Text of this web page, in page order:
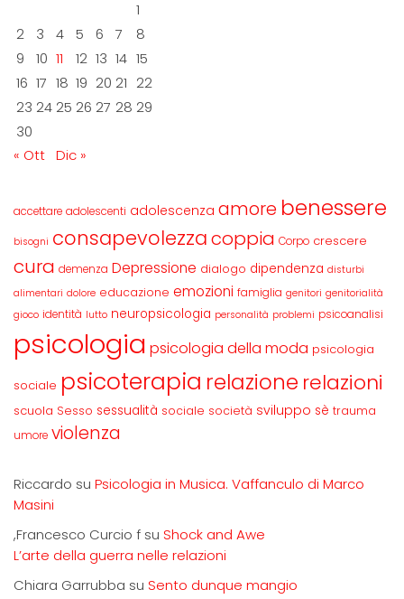
1
2
3 4 5 6 7
8
9
10 11 12 13 14 15
16 17 18 19 20 21 22
23 24 25 26 27 28 29
30
« Ott Dic »
accettare adolescenti adolescenza amore benessere
bisogni consapevolezzacoppia Corpo crescere
cura demenza Depressione dialogo dipendenza disturbi
alimentari dolore educazione emozioni famiglia genitori genitorialità
gioco identità lutto neuropsicologia personalità problemi psicoanalisi
psicologia psicologia della moda psicologia
sociale psicoterapia relazione relazioni
scuola Sesso sessualità sociale società sviluppo sè trauma
umore violenza
Riccardo su Psicologia in Musica. Vaffanculo di Marco
Masini
,Francesco Curcio f su Shock and Awe
L’arte della guerra nelle relazioni
Chiara Garrubba su Sento dunque mangio